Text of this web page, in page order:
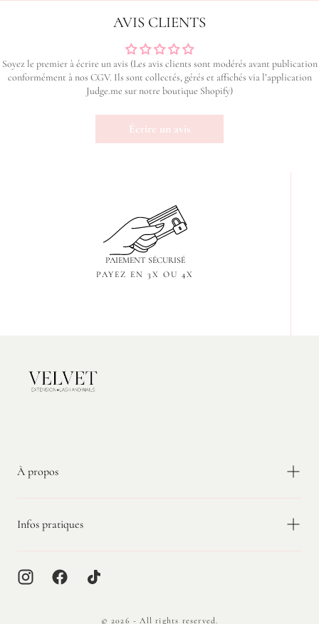
AVIS CLIENTS
Soyez le premier à écrire un avis (Les avis clients sont modérés avant publication
conformément à nos CGV. Ils sont collectés, gérés et affichés via l’application
Judge.me sur notre boutique Shopify)
Écrire un avis
PAIEMENT SÉCURISÉ
PAYEZ EN 3X OU 4X
À propos
Infos pratiques
© 2026 - All rights reserved.